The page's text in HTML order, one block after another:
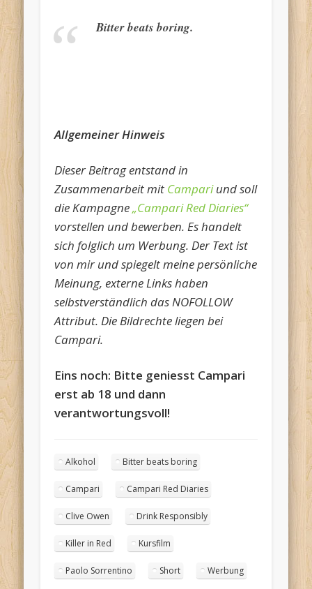
Bitter beats boring.
Allgemeiner Hinweis
Dieser Beitrag entstand in
Zusammenarbeit mit Campariund soll
die Kampagne„Campari Red Diaries“
vorstellen und bewerben. Es handelt
sich folglich um Werbung. Der Text ist
von mir und spiegelt meine persönliche
Meinung, externe Links haben
selbstverständlich das NOFOLLOW
Attribut. Die Bildrechte liegen bei
Campari.
Eins noch: Bitte geniesst Campari
erst ab 18 und dann
verantwortungsvoll!
Alkohol Bitter beats boring
Campari Campari Red Diaries
Clive Owen Drink Responsibly
Killer in Red Kursfilm
Paolo Sorrentino Short Werbung